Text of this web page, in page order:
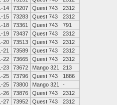
14
73207 Quest 743
2312
15
73283 Quest 743
2312
18
73361 Quest 743
791
19
73437 Quest 743
2312
20
73513 Quest 743
2312
21
73589 Quest 743
2312
22
73665 Quest 743
2312
23
73672 Mango 321
213
25
73796 Quest 743
1886
25
73800 Mango 321
-
26
73876 Quest 743
2312
27
73952 Quest 743
2312